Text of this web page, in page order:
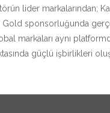
lider markalarından;
Gold sponsorluğunda
markaları aynı
güçlü işbirlikleri